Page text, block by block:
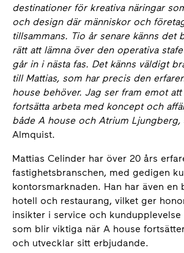
destinationer för kreativa näringar
och design där människor och
tillsammans. Tio år senare känns det
rätt att lämna över den operativa
går in i nästa fas. Det känns väldigt
till Mattias, som har precis den
house behöver. Jag ser fram emot
fortsätta arbeta med koncept och
både A house och Atrium Ljungberg,
Almquist.
Mattias Celinder har över 20 års
fastighetsbranschen, med gedigen
kontorsmarknaden. Han har även en
hotell och restaurang, vilket ger
insikter i service och kundupplevelse
som blir viktiga när A house
och utvecklar sitt erbjudande.